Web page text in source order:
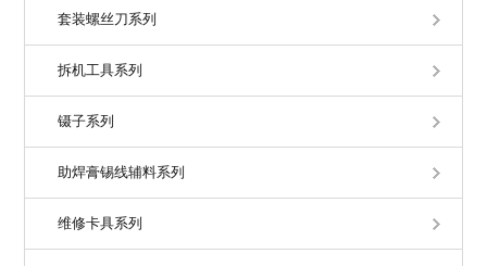
套装螺丝刀系列
拆机工具系列
镊子系列
助焊膏锡线辅料系列
维修卡具系列